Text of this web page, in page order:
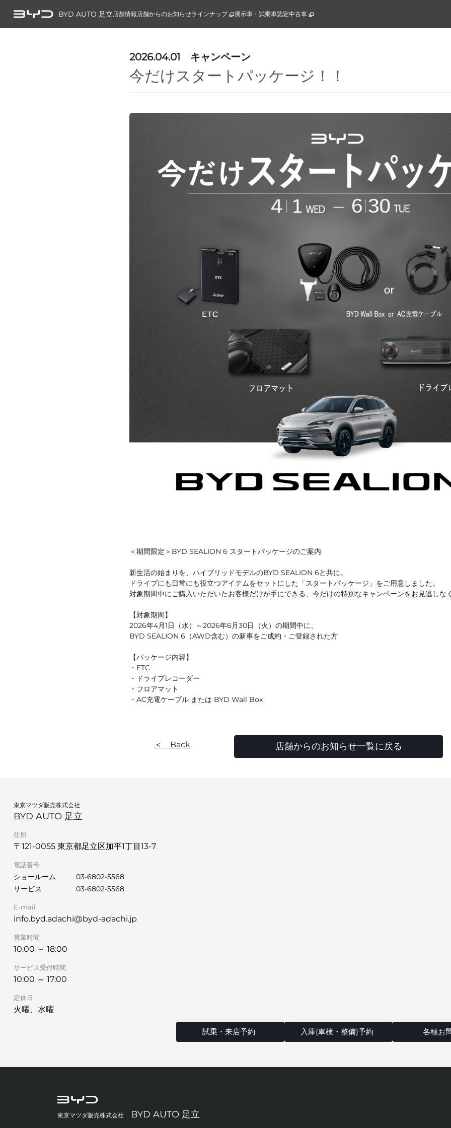
BYD AUTO 足立店舗情報店舗からのお知らせラインナップ 展示車・試乗車認定中古車
2026.04.01 キャンペーン
今だけスタートパッケージ！！
＜期間限定＞BYD SEALION 6 スタートパッケージのご案内
新生活の始まりを、ハイブリッドモデルのBYD SEALION 6と共に。
ドライブにも日常にも役立つアイテムをセットにした「スタートパッケージ」をご用意しました。
対象期間中にご購入いただいたお客様だけが手にできる、今だけの特別なキャンペーンをお見逃しな
【対象期間】
2026年4月1日（水）～2026年6月30日（火）の期間中に、
BYD SEALION 6（AWD含む）の新車をご成約・ご登録された方
【パッケージ内容】
・ETC
・ドライブレコーダー
・フロアマット
・AC充電ケーブル または BYD Wall Box
＜ Back 店舗からのお知らせ一覧に戻る
東京マツダ販売株式会社
BYD AUTO 足立
住所
〒121-0055 東京都足立区加平1丁目13‐7
電話番号
ショールーム
03-6802-5568
サービス
03-6802-5568
E-mail
info.byd.adachi@byd-adachi.jp
営業時間
10:00 ～ 18:00
サービス受付時間
10:00 ～ 17:00
定休日
火曜、水曜
試乗・来店予約 入庫(車検・整備)予約 各種お
東京マツダ販売株式会社 BYD AUTO 足立